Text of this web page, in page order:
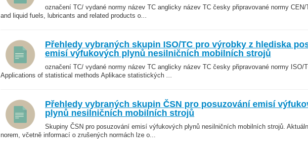
označení TC/ vydané normy název TC anglicky název TC česky připravované normy CEN/
and liquid fuels, lubricants and related products o...
Přehledy vybraných skupin ISO/TC pro výrobky z hlediska
emisí výfukových plynů nesilničních mobilních strojů
označení TC/ vydané normy název TC anglicky název TC česky připravované normy ISO/
Applications of statistical methods Aplikace statistických ...
Přehledy vybraných skupin ČSN pro posuzování emisí
plynů nesilničních mobilních strojů
Skupiny ČSN pro posuzování emisí výfukových plynů nesilničních mobilních strojů.
norem, včetně informací o zrušených normách lze o...